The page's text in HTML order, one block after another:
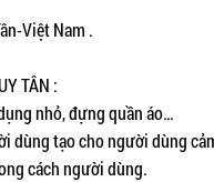
Việt Nam .
TÂN :
nhỏ, đựng quần áo…
dùng tạo cho người dùng
cách người dùng.